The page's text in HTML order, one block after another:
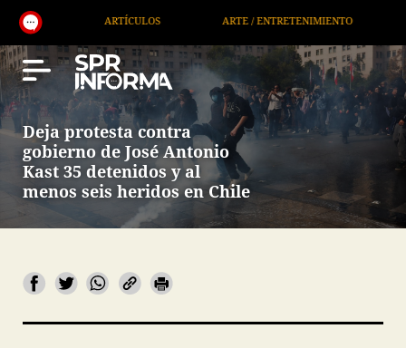
ARTÍCULOS ARTE / ENTRETENIMIENTO ECONOMÍA
Deja protesta contra
gobierno de José Antonio
Kast 35 detenidos y al
menos seis heridos en Chile